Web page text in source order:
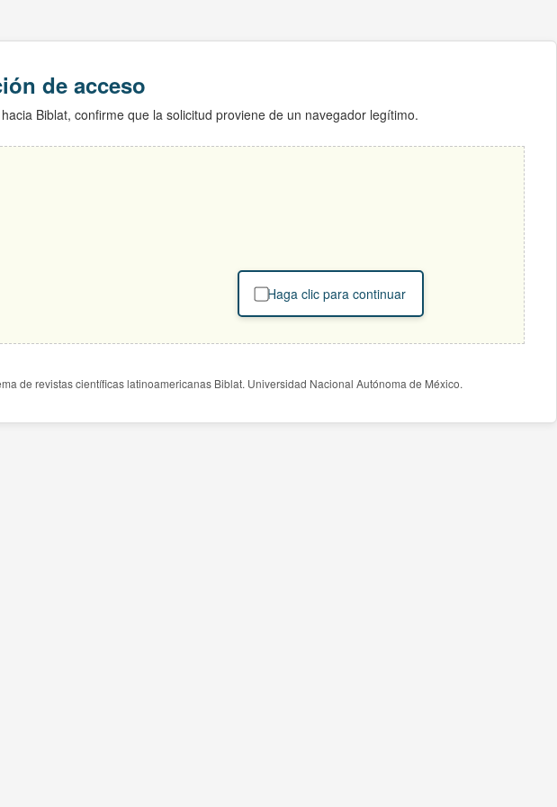
de acceso
Biblat, confirme que la solicitud proviene de un navegador legítimo.
Haga clic para continuar
de revistas científicas latinoamericanas Biblat. Universidad Nacional Autónoma de México.